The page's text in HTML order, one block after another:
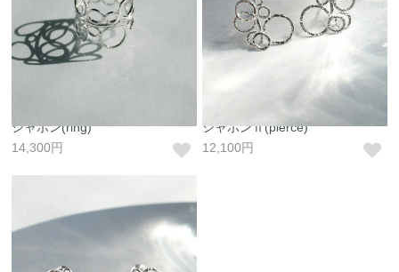
シャボン(ring)
14,300円
シャボンⅡ(pierce)
12,100円